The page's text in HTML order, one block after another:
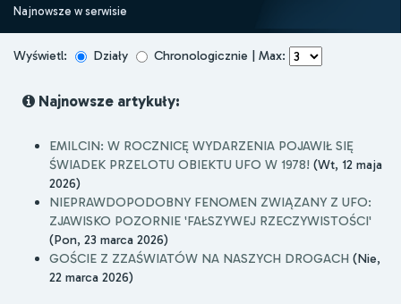
Najnowsze w serwisie
Wyświetl: Działy Chronologicznie | Max:
Najnowsze artykuły:
EMILCIN: W ROCZNICĘ WYDARZENIA POJAWIŁ SIĘ
ŚWIADEK PRZELOTU OBIEKTU UFO W 1978! (Wt, 12 maja
2026)
NIEPRAWDOPODOBNY FENOMEN ZWIĄZANY Z UFO:
ZJAWISKO POZORNIE 'FAŁSZYWEJ RZECZYWISTOŚCI'
(Pon, 23 marca 2026)
GOŚCIE Z ZZAŚWIATÓW NA NASZYCH DROGACH (Nie,
22 marca 2026)